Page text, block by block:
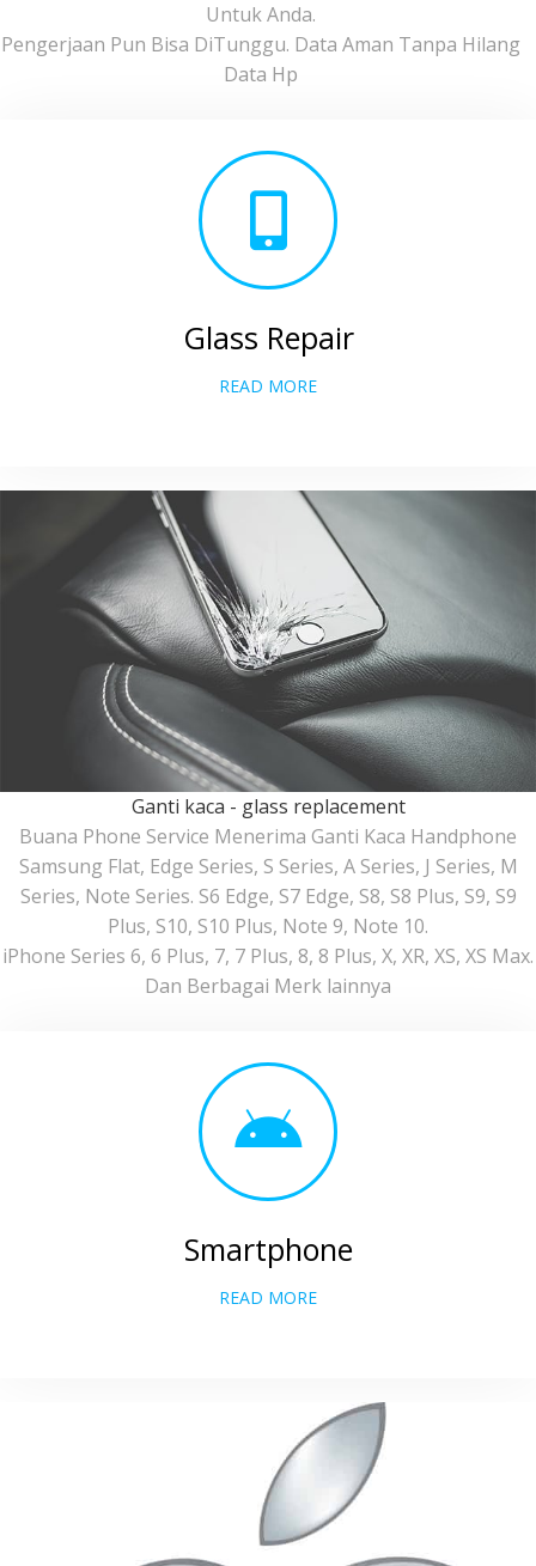
Untuk Anda.
Pengerjaan Pun Bisa DiTunggu. Data Aman Tanpa Hilang
Data Hp
Glass Repair
READ MORE
Ganti kaca - glass replacement
Buana Phone Service Menerima Ganti Kaca Handphone
Samsung Flat, Edge Series, S Series, A Series, J Series, M
Series, Note Series. S6 Edge, S7 Edge, S8, S8 Plus, S9, S9
Plus, S10, S10 Plus, Note 9, Note 10.
iPhone Series 6, 6 Plus, 7, 7 Plus, 8, 8 Plus, X, XR, XS, XS Max.
Dan Berbagai Merk lainnya
Smartphone
READ MORE